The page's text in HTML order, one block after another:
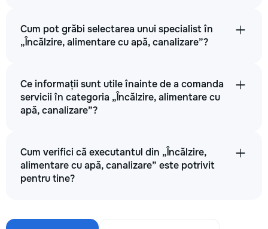
Cum pot grăbi selectarea unui specialist în
„Încălzire, alimentare cu apă, canalizare”?
Ce informații sunt utile înainte de a comanda
servicii în categoria „Încălzire, alimentare cu
apă, canalizare”?
Cum verifici că executantul din „Încălzire,
alimentare cu apă, canalizare” este potrivit
pentru tine?